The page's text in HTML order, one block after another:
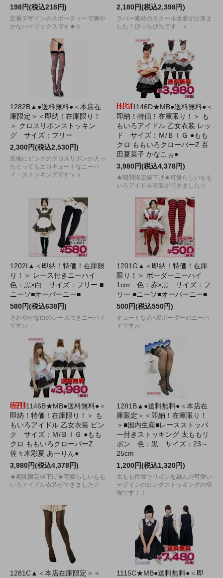
198円(税込218円)
定番デザインのスポーティーで爽や
かなハイソックスです★☆
2,180円(税込2,398円)
ラバー素材のスクール水着が出来ま
した！ぴっちぴちです…ｖ
1282B▲●送料無料●＜本店在
庫限定＞＜即納！在庫限り！
＞ クロスリボンストッキン
グ サイズ：フリー
2,300円(税込2,530円)
黒地にビンクのクロスリボンが入っ
たとってもエロキュートなニーハ
イ・ストッキングですｖｖ
1146D★MB●送料無料●＜
即納！特価！在庫限り！＞ も
もいろアイドル 乙女衣装 レッ
ド サイズ：Ｍ/ＢＩＧ ●もも
クロ ももいろクローバーZ 百
田夏菜子 かなこぉ●
3,980円(税込4,378円)
★期間限定値下げ★可愛らしいもも
いろアイドル衣装ができました☆
1202I▲＜即納！特価！在庫限
り！＞ レース付きニーハイ
色：黒×白 サイズ：フリー ■
ニーソ■オーバーニー■
580円(税込638円)
さわやかな白のレースつきニーハイ
です♪♪
1201G▲＜即納！特価！在庫
限り！＞ ボーダーニーハイ
1cm 色：赤×黒 サイズ：フ
リー ■ニーソ■オーバーニー■
500円(税込550円)
キュートな赤×黒ボーダーのニーハ
イです♪♪
1146B★MB●送料無料●＜
即納！特価！在庫限り！＞ も
もいろアイドル 乙女衣装 ピン
ク サイズ：Ｍ/ＢＩＧ ●もも
クロ ももいろクローバーZ
佐々木彩夏 あーりん●
3,980円(税込4,378円)
★期間限定値下げ★可愛らしいもも
いろアイドル衣装ができました☆
1281B▲●送料無料●＜本店在
庫限定＞＜即納！在庫限り！
＞■国内生産■レースストッパ
ー付きストッキング 太ももリ
ボン 色：黒 サイズ：23～
25cm
1,200円(税込1,320円)
太もも位置でリボンを結んだ可愛い
デザインのロングストッキングの登
場です！！
1281C▲＜本店在庫限定＞＜
1115C★MB●送料無料●＜即